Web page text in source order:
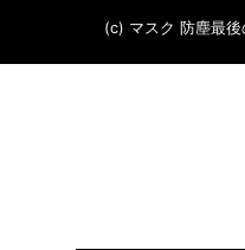
(c) マスク 防塵最後